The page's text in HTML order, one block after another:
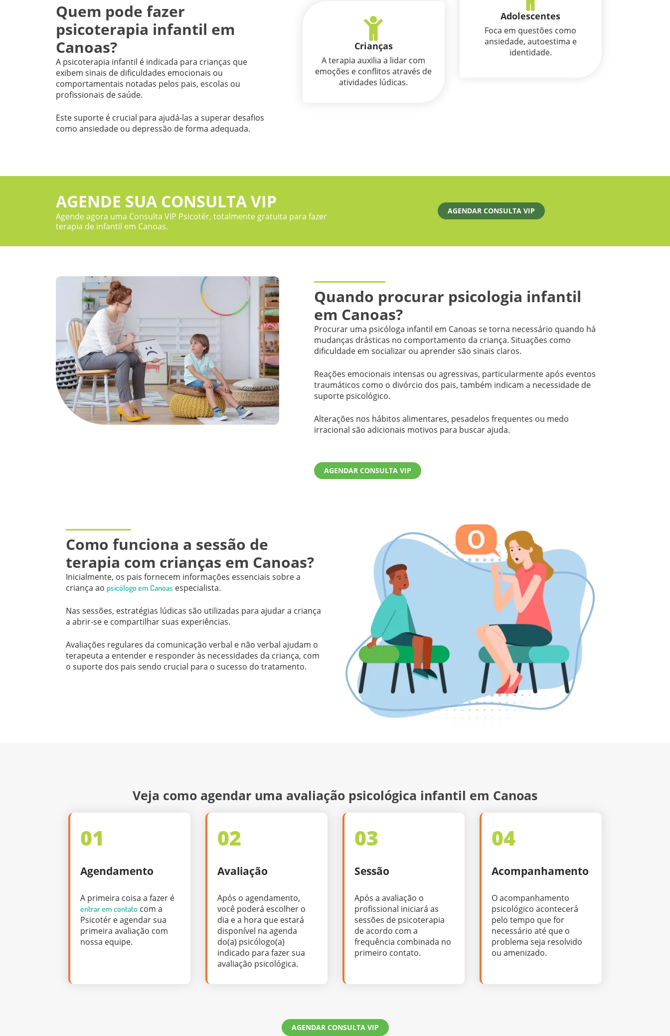
Quem pode fazer
psicoterapia infantil em
Canoas?
A psicoterapia infantil é indicada para crianças que
exibem sinais de dificuldades emocionais ou
comportamentais notadas pelos pais, escolas ou
profissionais de saúde.
Este suporte é crucial para ajudá-las a superar desafios
como ansiedade ou depressão de forma adequada.
Crianças
A terapia auxilia a lidar com
emoções e conflitos através de
atividades lúdicas.
Adolescentes
Foca em questões como
ansiedade, autoestima e
identidade.
AGENDE SUA CONSULTA VIP
Agende agora uma Consulta VIP Psicotér, totalmente gratuita para fazer
terapia de infantil em Canoas.
AGENDAR CONSULTA VIP
Quando procurar psicologia infantil
em Canoas?
Procurar uma psicóloga infantil em Canoas se torna necessário quando há
mudanças drásticas no comportamento da criança. Situações como
dificuldade em socializar ou aprender são sinais claros.
Reações emocionais intensas ou agressivas, particularmente após eventos
traumáticos como o divórcio dos pais, também indicam a necessidade de
suporte psicológico.
Alterações nos hábitos alimentares, pesadelos frequentes ou medo
irracional são adicionais motivos para buscar ajuda.
AGENDAR CONSULTA VIP
Como funciona a sessão de
terapia com crianças em Canoas?
Inicialmente, os pais fornecem informações essenciais sobre a
criança ao psicólogo em Canoas especialista.
Nas sessões, estratégias lúdicas são utilizadas para ajudar a criança
a abrir-se e compartilhar suas experiências.
Avaliações regulares da comunicação verbal e não verbal ajudam o
terapeuta a entender e responder às necessidades da criança, com
o suporte dos pais sendo crucial para o sucesso do tratamento.
Veja como agendar uma avaliação psicológica infantil em Canoas
01
Agendamento
A primeira coisa a fazer é
entrar em contato com a
Psicotér e agendar sua
primeira avaliação com
nossa equipe.
02
Avaliação
Após o agendamento,
você poderá escolher o
dia e a hora que estará
disponível na agenda
do(a) psicólogo(a)
indicado para fazer sua
avaliação psicológica.
03
Sessão
Após a avaliação o
profissional iniciará as
sessões de psicoterapia
de acordo com a
frequência combinada no
primeiro contato.
04
Acompanhamento
O acompanhamento
psicológico acontecerá
pelo tempo que for
necessário até que o
problema seja resolvido
ou amenizado.
AGENDAR CONSULTA VIP